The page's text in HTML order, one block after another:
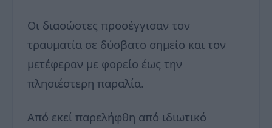
Οι διασώστες προσέγγισαν τον
τραυματία σε δύσβατο σημείο και τον
μετέφεραν με φορείο έως την
πλησιέστερη παραλία.
Από εκεί παρελήφθη από ιδιωτικό